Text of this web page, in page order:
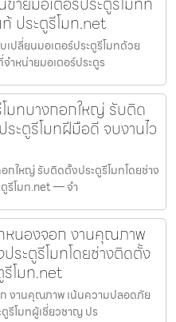
ประตูรีโมท.net
เปลี่ยนมอเตอร์ประตูรีโมทด้วย
ำหน่ายมอเตอร์ประตูร
มทบางกอกใหญ่ รับติด
ะตูรีโมทฝีมือดี จบงานไว
กใหญ่ รับติดตั้งประตูรีโมทโดยช่าง
รีโมท.net — จำ
หนองจอก งานคุณภาพ
ระตูรีโมทโดยช่างติดตั้ง
โมท.net
งานคุณภาพ เน้นความปลอดภัย
รีโมทผู้เชี่ยวชาญ ปร